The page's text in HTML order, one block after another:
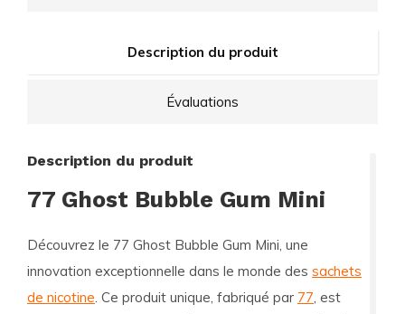
Description du produit
Évaluations
Description du produit
77 Ghost Bubble Gum Mini
Découvrez le 77 Ghost Bubble Gum Mini, une
innovation exceptionnelle dans le monde des sachets
de nicotine. Ce produit unique, fabriqué par 77, est